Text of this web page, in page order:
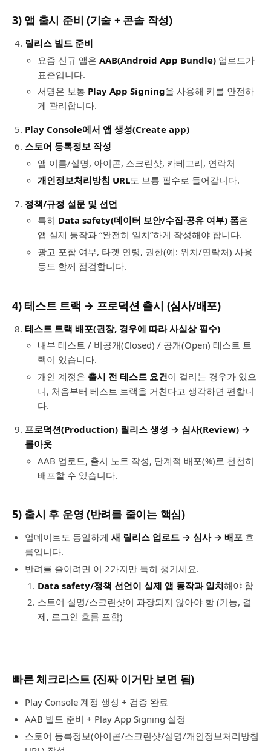
3) 앱 출시 준비 (기술 + 콘솔 작성)
릴리스 빌드 준비
요즘 신규 앱은 AAB(Android App Bundle) 업로드가
표준입니다.
서명은 보통 Play App Signing을 사용해 키를 안전하
게 관리합니다.
Play Console에서 앱 생성(Create app)
스토어 등록정보 작성
앱 이름/설명, 아이콘, 스크린샷, 카테고리, 연락처
개인정보처리방침 URL도 보통 필수로 들어갑니다.
정책/규정 설문 및 선언
특히 Data safety(데이터 보안/수집·공유 여부) 폼은
앱 실제 동작과 “완전히 일치”하게 작성해야 합니다.
광고 포함 여부, 타겟 연령, 권한(예: 위치/연락처) 사용
등도 함께 점검합니다.
4) 테스트 트랙 → 프로덕션 출시 (심사/배포)
테스트 트랙 배포(권장, 경우에 따라 사실상 필수)
내부 테스트 / 비공개(Closed) / 공개(Open) 테스트 트
랙이 있습니다.
개인 계정은 출시 전 테스트 요건이 걸리는 경우가 있으
니, 처음부터 테스트 트랙을 거친다고 생각하면 편합니
다.
프로덕션(Production) 릴리스 생성 → 심사(Review) →
롤아웃
AAB 업로드, 출시 노트 작성, 단계적 배포(%)로 천천히
배포할 수 있습니다.
5) 출시 후 운영 (반려를 줄이는 핵심)
업데이트도 동일하게 새 릴리스 업로드 → 심사 → 배포 흐
름입니다.
반려를 줄이려면 이 2가지만 특히 챙기세요.
Data safety/정책 선언이 실제 앱 동작과 일치해야 함
스토어 설명/스크린샷이 과장되지 않아야 함 (기능, 결
제, 로그인 흐름 포함)
빠른 체크리스트 (진짜 이거만 보면 됨)
Play Console 계정 생성 + 검증 완료
AAB 빌드 준비 + Play App Signing 설정
스토어 등록정보(아이콘/스크린샷/설명/개인정보처리방침